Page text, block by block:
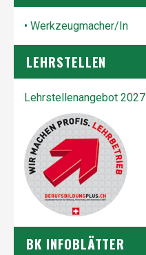
• Werkzeugmacher/In
LEHRSTELLEN
Lehrstellenangebot 2027
BK INFOBLÄTTER